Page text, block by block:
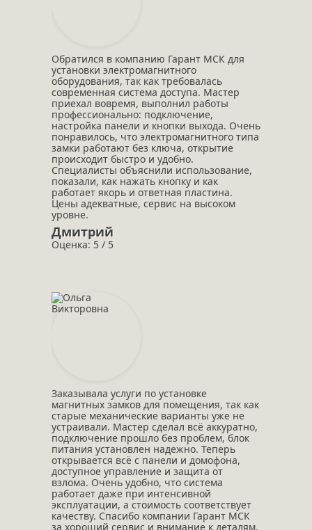
Обратился в компанию Гарант МСК для
установки электромагнитного
оборудования, так как требовалась
современная система доступа. Мастер
приехал вовремя, выполнил работы
профессионально: подключение,
настройка панели и кнопки выхода. Очень
понравилось, что электромагнитного типа
замки работают без ключа, открытие
происходит быстро и удобно.
Специалисты объяснили использование,
показали, как нажать кнопку и как
работает якорь и ответная пластина.
Цены адекватные, сервис на высоком
уровне.
Дмитрий
Оценка: 5 / 5
Заказывала услуги по установке
магнитных замков для помещения, так как
старые механические варианты уже не
устраивали. Мастер сделал всё аккуратно,
подключение прошло без проблем, блок
питания установлен надежно. Теперь
открывается всё с панели и домофона,
доступное управление и защита от
взлома. Очень удобно, что система
работает даже при интенсивной
эксплуатации, а стоимость соответствует
качеству. Спасибо компании Гарант МСК
за хороший сервис и внимание к деталям.